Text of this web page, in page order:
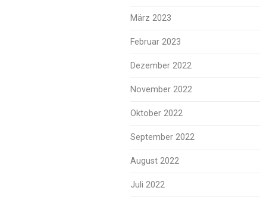
März 2023
Februar 2023
Dezember 2022
November 2022
Oktober 2022
September 2022
August 2022
Juli 2022